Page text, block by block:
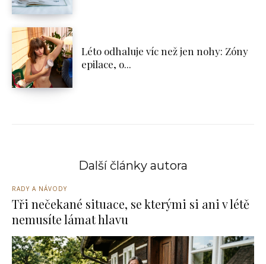
Léto odhaluje víc než jen nohy: Zóny
epilace, o...
Další články autora
RADY A NÁVODY
Tři nečekané situace, se kterými si ani v létě
nemusíte lámat hlavu